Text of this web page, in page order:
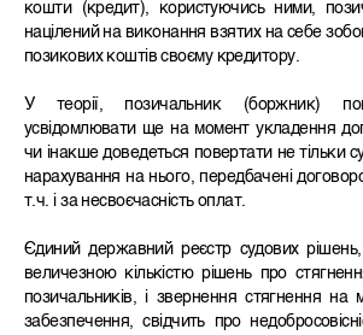
кошти (кредит), користуючись ними,
націлений на виконання взятих на себе
позикових коштів своєму кредитору.
У теорії, позичальник (боржник)
усвідомлювати ще на момент укладення
чи інакше доведеться повертати не тільки
нарахування на нього, передбачені
т.ч. і за несвоєчасність оплат.
Єдиний державний реєстр судових
величезною кількістю рішень про
позичальників, і звернення стягнення на
забезпечення, свідчить про